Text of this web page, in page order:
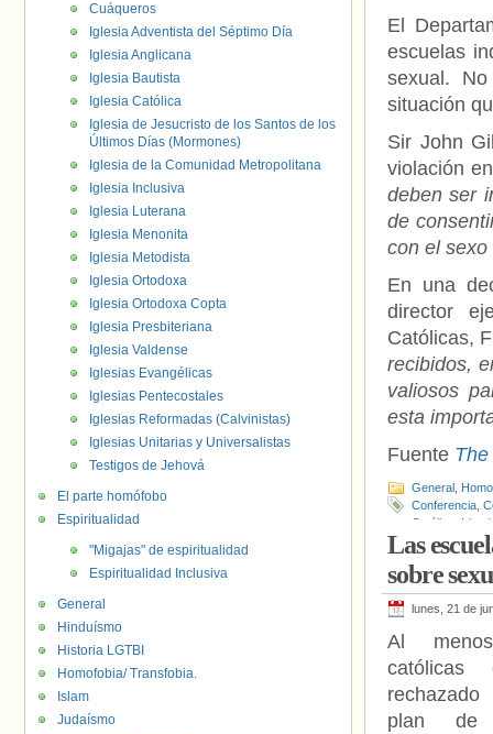
El
escuelas
sexual.
situación
Sir John
violación
deben ser
de
con el sexo
En una
director
Católicas,
recibidos,
valiosos
esta
Fuente The
General
Conferencia
Católica
Las
sobre
lunes, 21 de
Al
plan de
Cuáqueros
Iglesia Adventista del Séptimo Día
Iglesia Anglicana
Iglesia Bautista
Iglesia Católica
Iglesia de Jesucristo de los Santos de los
Últimos Días (Mormones)
Iglesia de la Comunidad Metropolitana
Iglesia Inclusiva
Iglesia Luterana
Iglesia Menonita
Iglesia Metodista
Iglesia Ortodoxa
Iglesia Ortodoxa Copta
Iglesia Presbiteriana
Iglesia Valdense
Iglesias Evangélicas
Iglesias Pentecostales
Iglesias Reformadas (Calvinistas)
Iglesias Unitarias y Universalistas
Testigos de Jehová
El parte homófobo
Espiritualidad
"Migajas" de espiritualidad
Espiritualidad Inclusiva
General
Hinduísmo
Historia LGTBI
Homofobia/ Transfobia.
Islam
Judaísmo